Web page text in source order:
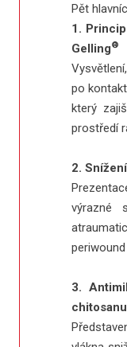
Pět
1.
Gelling®
po
který
prostředí
2.
výrazné
3.
chitosanu